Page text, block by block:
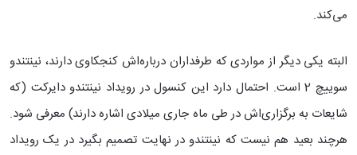
می‌کند.
البته یکی دیگر از مواردی که طرفداران درباره‌اش کنجکاوی دارند، نینتندو
سوییچ 2 است. احتمال دارد این کنسول در رویداد نینتندو دایرکت (که
شایعات به برگزاری‌اش در طی ماه جاری میلادی اشاره دارند) معرفی شود.
هرچند بعید هم نیست که نینتندو در نهایت تصمیم بگیرد در یک رویداد